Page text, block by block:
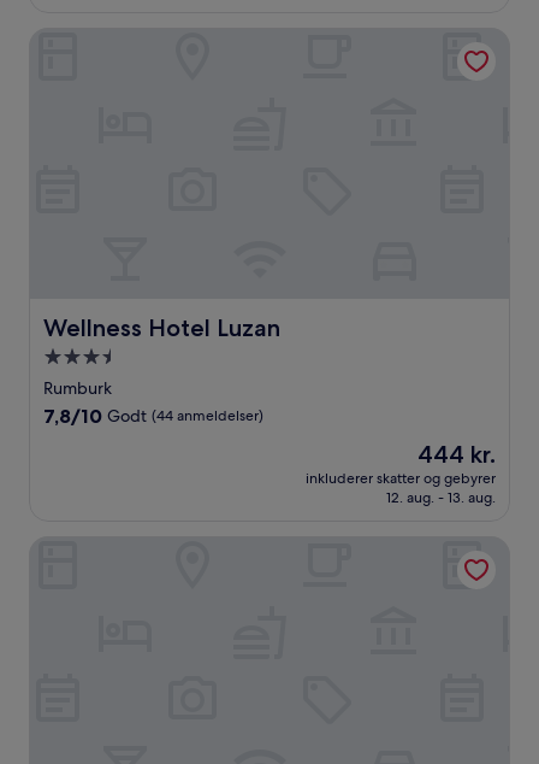
anmeldelser)
Wellness Hotel Luzan
Wellness Hotel Luzan
3.5-
stjernet
overnatningssted
Rumburk
7.8
anmeldelser)
7,8/10 Godt (44 anmeldelser)
Prisen
er
444 kr.
444 kr.
inkluderer skatter og gebyrer
12. aug. - 13. aug.